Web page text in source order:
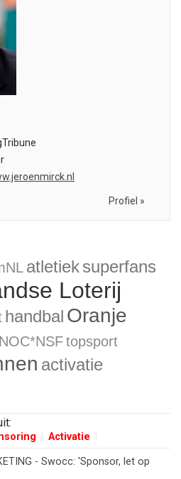
Profiel »
atletieksuperfans
Loterij
handbal Oranje
NOC*NSF topsport
activatie
Activatie
- Swocc: 'Sponsor, let op